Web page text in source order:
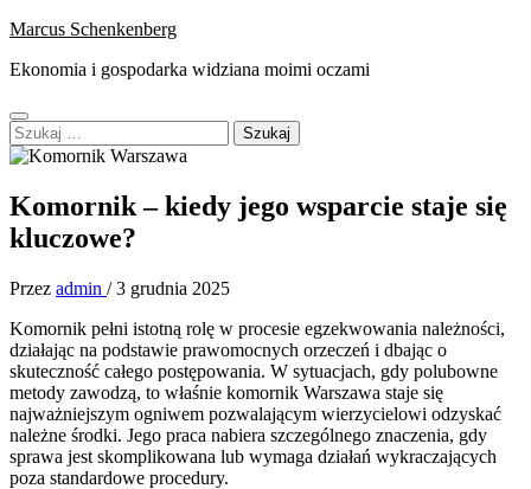
Skip
content
Marcus Schenkenberg
Ekonomia i gospodarka widziana moimi oczami
Primary
Menu
Szukaj:
Komornik – kiedy jego wsparcie staje się
kluczowe?
Przez admin / 3 grudnia 2025
Komornik pełni istotną rolę w procesie egzekwowania należności,
działając na podstawie prawomocnych orzeczeń i dbając o
skuteczność całego postępowania. W sytuacjach, gdy polubowne
metody zawodzą, to właśnie komornik Warszawa staje się
najważniejszym ogniwem pozwalającym wierzycielowi odzyskać
należne środki. Jego praca nabiera szczególnego znaczenia, gdy
sprawa jest skomplikowana lub wymaga działań wykraczających
poza standardowe procedury.